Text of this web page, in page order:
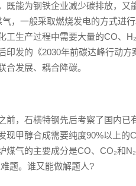
能为钢铁企业减少碳排放，又
，一般采取燃烧发电的方式进
生产过程中需要大量的CO、
发的《2030年前碳达峰行动
发展、耦合降碳。
前，石横特钢先后考察了国内
甲醇合成需要纯度90%以上的
气的主要成分是CO、CO₂和
题。谁又能做解题人?